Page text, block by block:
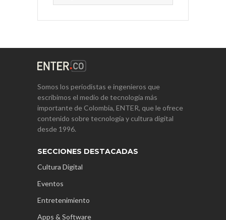
Somos los periodistas e ingenieros que
escribimos el medio de tecnología más
importante de Colombia, ENTER, que le ofrece
contenido sobre tecnología y cultura digital
desde 1996.
SECCIONES DESTACADAS
Cultura Digital
Eventos
Entretenimiento
Apps & Software